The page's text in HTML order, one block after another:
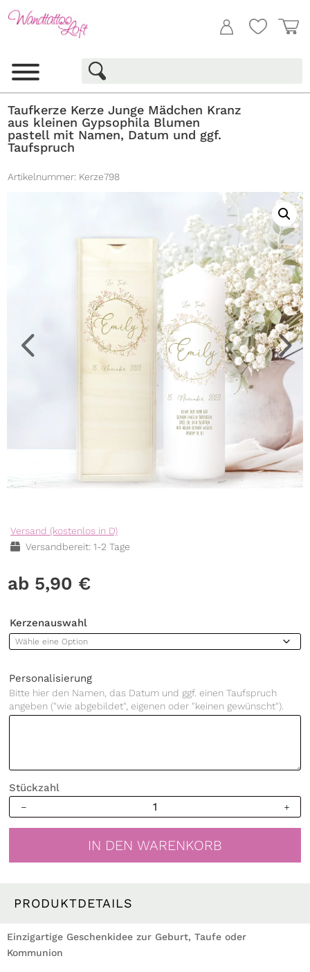
Taufkerze Kerze Junge Mädchen Kranz
aus kleinen Gypsophila Blumen
pastell mit Namen, Datum und ggf.
Taufspruch
Artikelnummer: Kerze798
Versand (kostenlos in D)
Versandbereit: 1-2 Tage
5,90 €
Kerzenauswahl
Personalisierung
Bitte hier den Namen, das Datum und ggf. einen Taufspruch
angeben ("wie abgebildet", eigenen oder "keinen gewünscht").
Stückzahl
Kerze
kleinen
Blumen
pastell
IN DEN WARENKORB
PRODUKTDETAILS
Einzigartige Geschenkidee zur Geburt, Taufe oder
Kommunion